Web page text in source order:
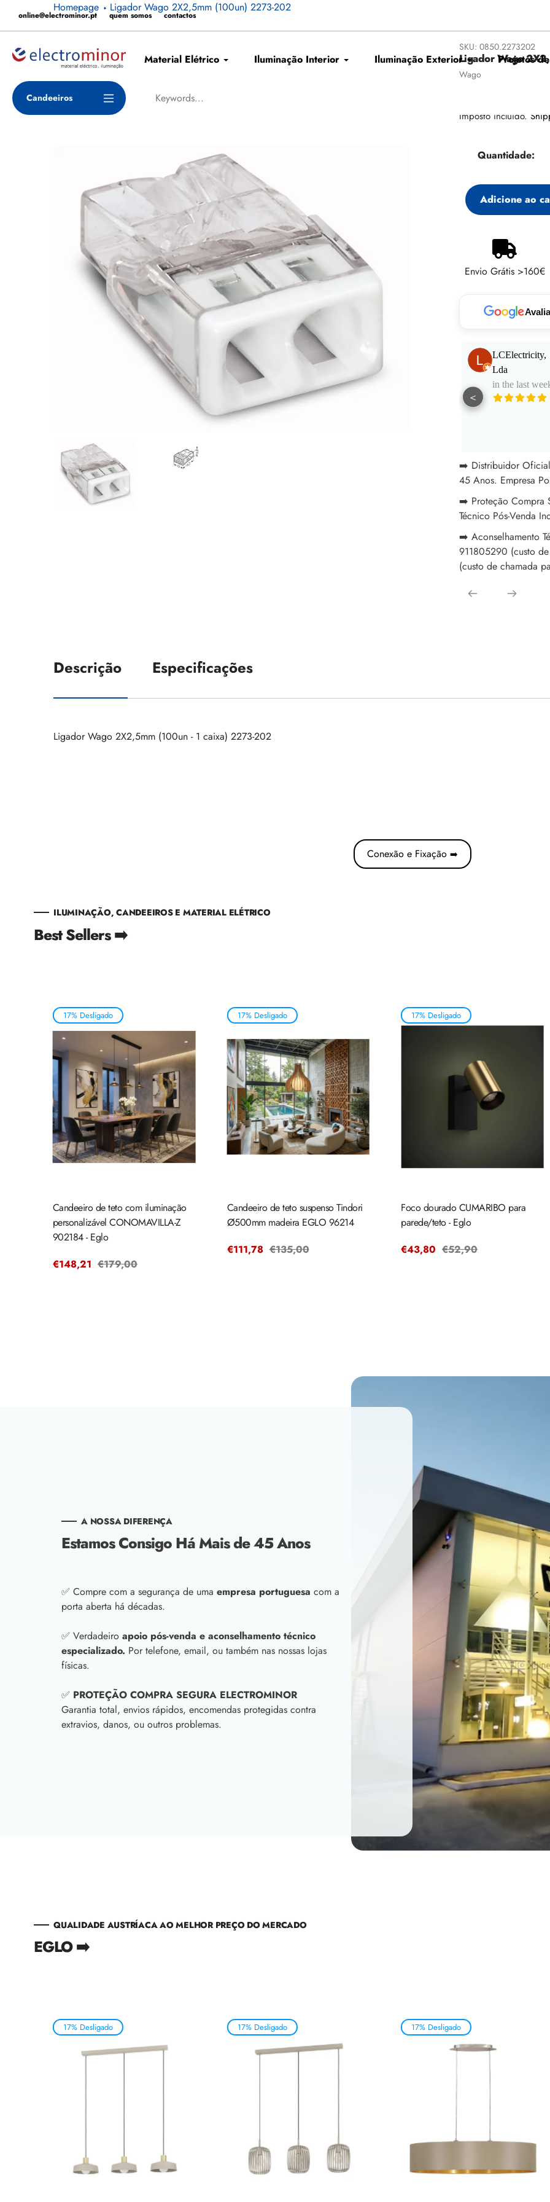
o
conteúdo
online@electrominor.pt quem somos contactos
Material Elétrico Iluminação Interior Iluminação Exterior Projetos
Candeeiros
Homepage Ligador Wago 2X2,5mm (100un) 2273-202
SKU: 0850.2273202
Ligador Wago
Fornecedor
Wago
regular
Imposto incluído.
Quantidade:
Adicione ao
seu
Envio Grátis >160€
LCElectricity,
Lda
in the last
<
➡️ Distribuidor
45 Anos. Empresa
➡️ Proteção Compra
Técnico Pós-Venda
➡️ Aconselhamento
911805290 (custo
(custo de chamada
Descrição Especificações
Ligador Wago 2X2,5mm (100un - 1 caixa) 2273-202
Conexão e Fixação ➡️
ILUMINAÇÃO, CANDEEIROS E MATERIAL ELÉTRICO
Best Sellers ➡️
17% Desligado
Candeeiro de teto com iluminação
personalizável CONOMAVILLA-Z
902184 - Eglo
Preço
€148,21 Preço
€179,00
17% Desligado
Candeeiro de teto suspenso Tindori
Ø500mm madeira EGLO 96214
Preço
€111,78 Preço
€135,00
17% Desligado
Foco dourado CUMARIBO para
parede/teto - Eglo
Preço
€43,80 Preço
€52,90
A NOSSA DIFERENÇA
Estamos Consigo Há Mais de 45 Anos
✅ Compre com a segurança de uma empresa portuguesa com a
porta aberta há décadas.
✅ Verdadeiro apoio pós-venda e aconselhamento técnico
especializado. Por telefone, email, ou também nas nossas lojas
físicas.
✅ PROTEÇÃO COMPRA SEGURA ELECTROMINOR
Garantia total, envios rápidos, encomendas protegidas contra
extravios, danos, ou outros problemas.
QUALIDADE AUSTRÍACA AO MELHOR PREÇO DO MERCADO
EGLO ➡️
17% Desligado 17% Desligado 17% Desligado